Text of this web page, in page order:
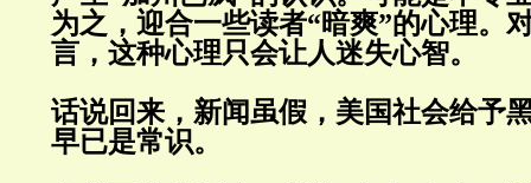
为之，迎合一些读者“暗爽”的心理。
言，这种心理只会让人迷失心智。
话说回来，新闻虽假，美国社会给予
早已是常识。